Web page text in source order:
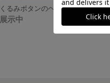
くるみボタンのヘアゴム＊森B
展示中